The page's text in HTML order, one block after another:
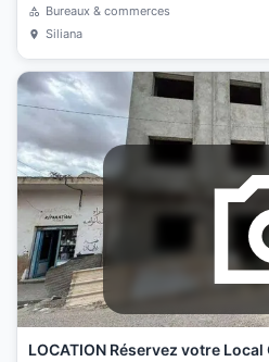
Bureaux & commerces
Siliana
LOCATION Réservez votre